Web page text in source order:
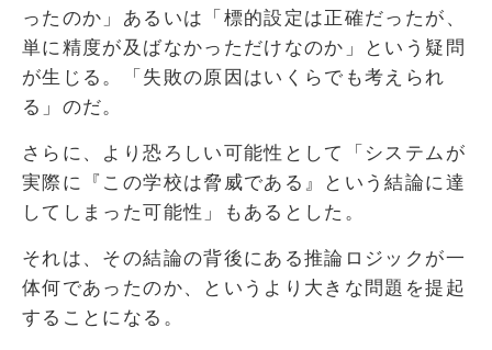
ったのか」あるいは「標的設定は正確だったが、
単に精度が及ばなかっただけなのか」という疑問
が生じる。「失敗の原因はいくらでも考えられ
る」のだ。
さらに、より恐ろしい可能性として「システムが
実際に『この学校は脅威である』という結論に達
してしまった可能性」もあるとした。
それは、その結論の背後にある推論ロジックが一
体何であったのか、というより大きな問題を提起
することになる。